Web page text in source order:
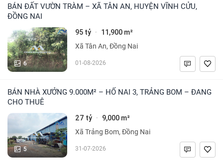
BÁN ĐẤT VƯỜN TRÀM – XÃ TÂN AN, HUYỆN VĨNH CỬU,
ĐỒNG NAI
6
95 tỷ · 11,900 m²
Xã Tân An, Đồng Nai
01-08-2026
BÁN NHÀ XƯỞNG 9.000M² – HỐ NAI 3, TRẢNG BOM – ĐANG
CHO THUÊ
5
27 tỷ · 9,000 m²
Xã Trảng Bom, Đồng Nai
31-07-2026